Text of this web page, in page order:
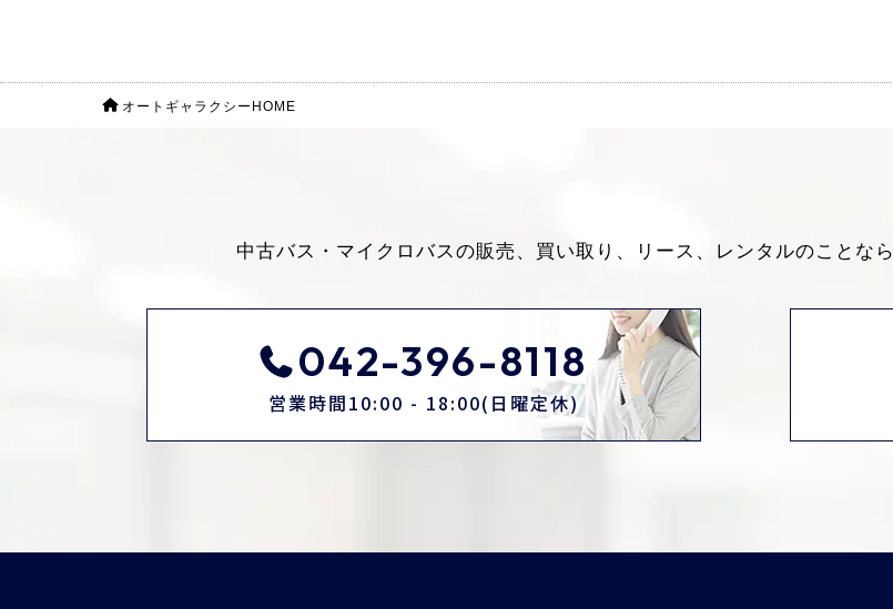
オートギャラクシーHOME
中古バス・マイクロバスの販売、買い取り、リース、レンタルのことなら
042-396-8118
営業時間10:00 - 18:00(日曜定休)